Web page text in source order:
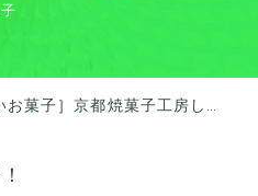
菓子工房しおん なつかしのレモンケーキを食べて画像撮りました。